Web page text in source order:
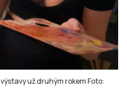
už druhým rokem Foto: